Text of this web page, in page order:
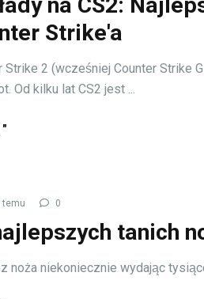
Strike'a
Strike 2 (wcześniej Counter Strike
Od kilku lat CS2 jest ...
temu 0
tanich
noża niekoniecznie wydając